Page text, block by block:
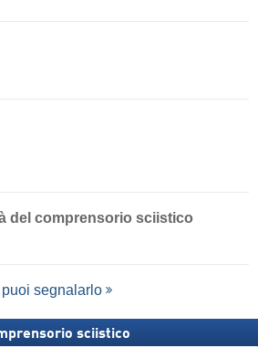
del comprensorio sciistico
segnalarlo
sciistico